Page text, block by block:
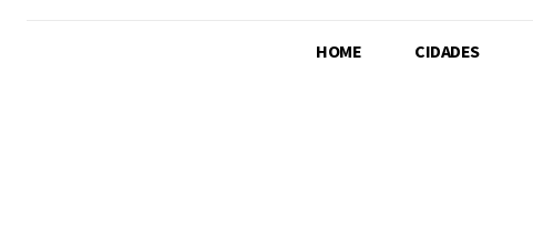
HOME CIDADES